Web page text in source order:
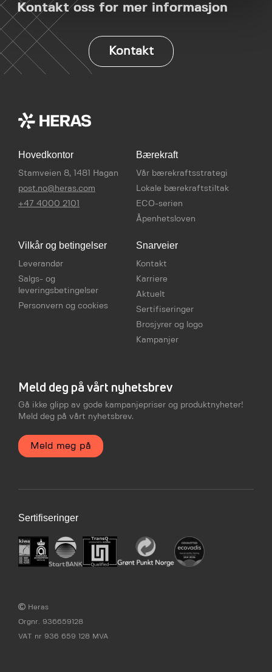
Kontakt oss for mer informasjon
Kontakt
Hovedkontor
Stamveien 8, 1481 Hagan
post.no@heras.com
+47 4000 2101
Bærekraft
Vår bærekraftsstrategi
Lokale bærekraftstiltak
ECO-serien
Åpenhetsloven
Vilkår og betingelser
Leverandør
Salgs- og
leveringsbetingelser
Personvern og cookies
Snarveier
Kontakt
Karriere
Aktuelt
Sertifiseringer
Brosjyrer og logo
Kampanjer
Meld deg på vårt nyhetsbrev
Gå ikke glipp av gode kampanjepriser og produktnyheter!
Meld deg på vårt nyhetsbrev.
Meld meg på
Sertifiseringer
Heras
Orgnr. 936659128
VAT nr 936 659 128 MVA